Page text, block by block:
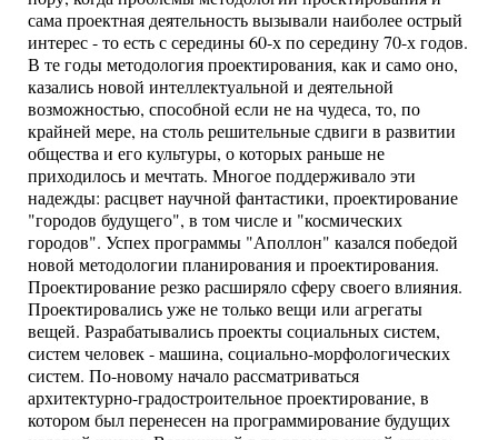
сама проектная деятельность вызывали наиболее острый
интерес - то есть с середины 60-х по середину 70-х годов.
В те годы методология проектирования, как и само оно,
казались новой интеллектуальной и деятельной
возможностью, способной если не на чудеса, то, по
крайней мере, на столь решительные сдвиги в развитии
общества и его культуры, о которых раньше не
приходилось и мечтать. Многое поддерживало эти
надежды: расцвет научной фантастики, проектирование
"городов будущего", в том числе и "космических
городов". Успех программы "Аполлон" казался победой
новой методологии планирования и проектирования.
Проектирование резко расширяло сферу своего влияния.
Проектировались уже не только вещи или агрегаты
вещей. Разрабатывались проекты социальных систем,
систем человек - машина, социально-морфологических
систем. По-новому начало рассматриваться
архитектурно-градостроительное проектирование, в
котором был перенесен на программирование будущих